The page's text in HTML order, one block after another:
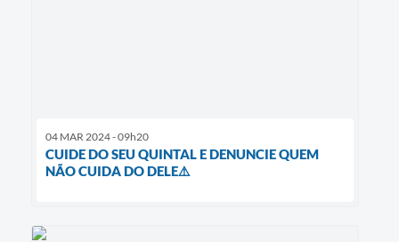
04 MAR 2024 - 09h20
CUIDE DO SEU QUINTAL E DENUNCIE QUEM
NÃO CUIDA DO DELE⚠️